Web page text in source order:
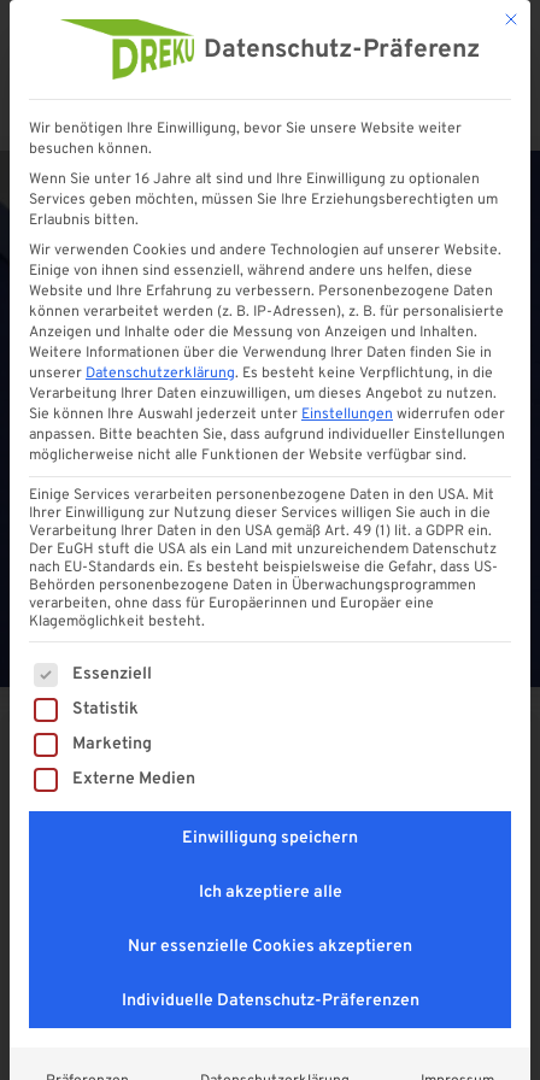
Startseite»Shop»Aluminium U – Profil 16 mm
Aluminium U – Profil 16 mm
4,9
SOMMER RABATT! (mur am 08. & 09.08.2026
gültig)
Mit
Datenschutz-Präferenz
Wir benötigen Ihre Einwilligung, bevor Sie unsere Website weiter
besuchen können.
Wenn Sie unter 16 Jahre alt sind und Ihre Einwilligung zu optionalen
Services geben möchten, müssen Sie Ihre Erziehungsberechtigten um
Erlaubnis bitten.
Wir verwenden Cookies und andere Technologien auf unserer Website.
Einige von ihnen sind essenziell, während andere uns helfen, diese
Website und Ihre Erfahrung zu verbessern. Personenbezogene Daten
können verarbeitet werden (z. B. IP-Adressen), z. B. für personalisierte
Anzeigen und Inhalte oder die Messung von Anzeigen und Inhalten.
Weitere Informationen über die Verwendung Ihrer Daten finden Sie in
unserer Datenschutzerklärung. Es besteht keine Verpflichtung, in die
Verarbeitung Ihrer Daten einzuwilligen, um dieses Angebot zu nutzen.
Sie können Ihre Auswahl jederzeit unter Einstellungen widerrufen oder
anpassen. Bitte beachten Sie, dass aufgrund individueller Einstellungen
möglicherweise nicht alle Funktionen der Website verfügbar sind.
Einige Services verarbeiten personenbezogene Daten in den USA. Mit
Ihrer Einwilligung zur Nutzung dieser Services willigen Sie auch in die
Verarbeitung Ihrer Daten in den USA gemäß Art. 49 (1) lit. a GDPR ein.
Der EuGH stuft die USA als ein Land mit unzureichendem Datenschutz
nach EU-Standards ein. Es besteht beispielsweise die Gefahr, dass US-
Behörden personenbezogene Daten in Überwachungsprogrammen
verarbeiten, ohne dass für Europäerinnen und Europäer eine
Klagemöglichkeit besteht.
Es folgt eine Liste der Service-Gruppen, für die eine
Essenziell
Statistik
Marketing
Externe Medien
Einwilligung speichern
Ich akzeptiere alle
Nur essenzielle Cookies akzeptieren
Individuelle Datenschutz-Präferenzen